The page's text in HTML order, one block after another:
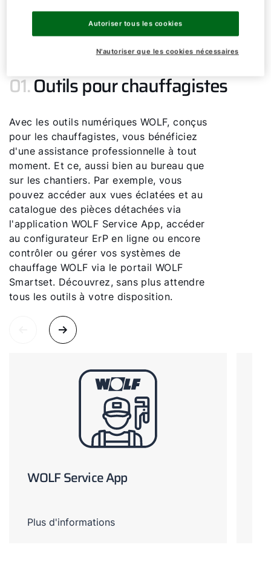
01.
Outils pour chauffagistes
02.
Outils pour bureaux d'études
01.Outils pour chauffagistes
Avec les outils numériques WOLF, conçus
pour les chauffagistes, vous bénéficiez
d'une assistance professionnelle à tout
moment. Et ce, aussi bien au bureau que
sur les chantiers. Par exemple, vous
pouvez accéder aux vues éclatées et au
catalogue des pièces détachées via
l'application WOLF Service App, accéder
au configurateur ErP en ligne ou encore
contrôler ou gérer vos systèmes de
chauffage WOLF via le portail WOLF
Smartset. Découvrez, sans plus attendre
tous les outils à votre disposition.
WOLF Service App
Plus d'informations
Bonjour !
Comment pouvons-nous vous aider ?
Assistance commerciale
Assistance technique
Administration des ventes
Liens rapides
Formulaire de contact
N'autoriser que les cookies nécessaires
Autoriser tous les cookies